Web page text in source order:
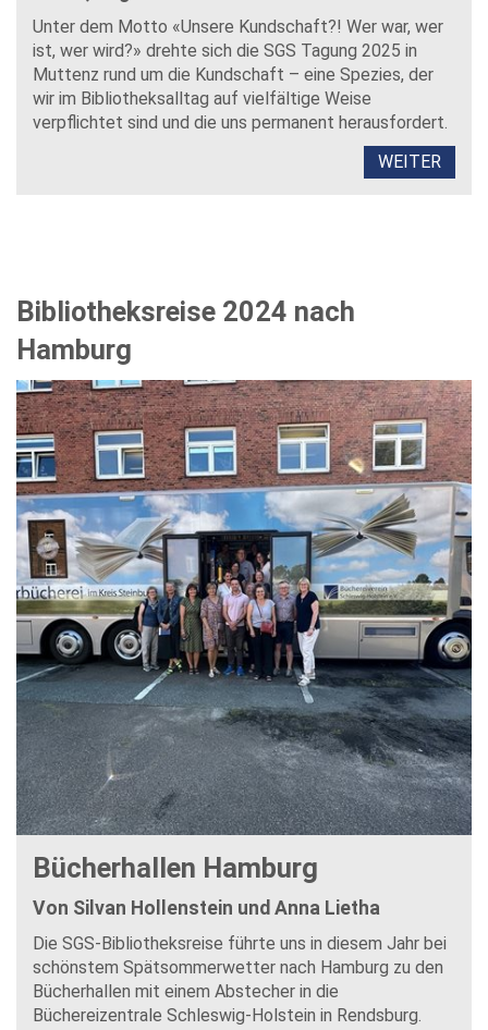
Unter dem Motto «Unsere Kundschaft?! Wer war, wer
ist, wer wird?» drehte sich die SGS Tagung 2025 in
Muttenz rund um die Kundschaft – eine Spezies, der
wir im Bibliotheksalltag auf vielfältige Weise
verpflichtet sind und die uns permanent herausfordert.
WEITER
Bibliotheksreise 2024 nach
Hamburg
Bücherhallen Hamburg
Von Silvan Hollenstein und Anna Lietha
Die SGS-Bibliotheksreise führte uns in diesem Jahr bei
schönstem Spätsommerwetter nach Hamburg zu den
Bücherhallen mit einem Abstecher in die
Büchereizentrale Schleswig-Holstein in Rendsburg.